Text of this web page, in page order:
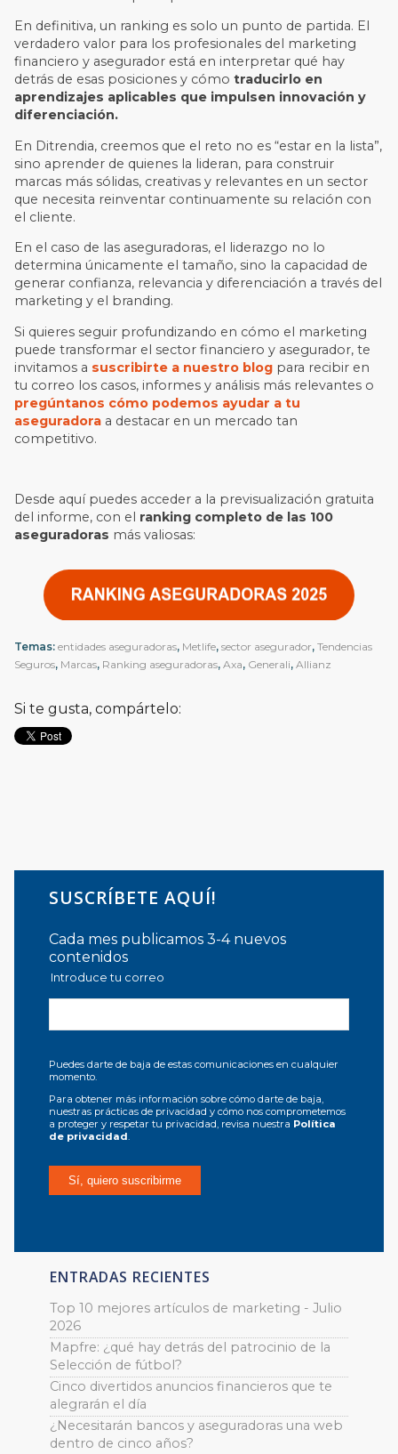
En definitiva, un ranking es solo un punto de partida. El
verdadero valor para los profesionales del marketing
financiero y asegurador está en interpretar qué hay
detrás de esas posiciones y cómotraducirlo en
aprendizajes aplicables que impulsen innovación y
diferenciación.
En Ditrendia, creemos que el reto no es “estar en la lista”,
sino aprender de quienes la lideran, para construir
marcas más sólidas, creativas y relevantes en un sector
que necesita reinventar continuamente su relación con
el cliente.
En el caso de las aseguradoras, el liderazgo no lo
determina únicamente el tamaño, sino la capacidad de
generar confianza, relevancia y diferenciación a través del
marketing y el branding.
Si quieres seguir profundizando en cómo el marketing
puede transformar el sector financiero y asegurador, te
invitamos a suscribirte a nuestro blog para recibir en
tu correo los casos, informes y análisis más relevantes o
pregúntanos cómo podemos ayudar a tu
aseguradora a destacar en un mercado tan
competitivo.
Desde aquí puedes acceder a la previsualización gratuita
del informe, con el ranking completo de las 100
aseguradoras más valiosas:
Temas:entidades aseguradoras, Metlife,sector asegurador,Tendencias
Seguros, Marcas, Ranking aseguradoras,Axa, Generali,Allianz
Si te gusta, compártelo:
SUSCRÍBETE AQUÍ!
Cada mes publicamos 3-4 nuevos
contenidos
Introduce tu correo
Puedes darte de baja de estas comunicaciones en cualquier
momento.
Para obtener más información sobre cómo darte de baja,
nuestras prácticas de privacidad y cómo nos comprometemos
a proteger y respetar tu privacidad, revisa nuestra Política
de privacidad.
ENTRADAS RECIENTES
Top 10 mejores artículos de marketing - Julio
2026
Mapfre: ¿qué hay detrás del patrocinio de la
Selección de fútbol?
Cinco divertidos anuncios financieros que te
alegrarán el día
¿Necesitarán bancos y aseguradoras una web
dentro de cinco años?